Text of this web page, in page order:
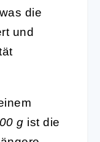
die
und
g ist die